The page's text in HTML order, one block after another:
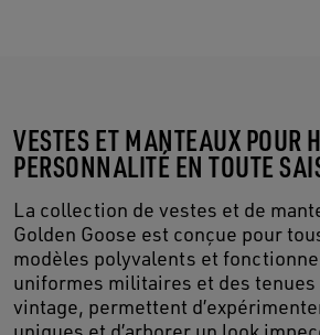
VESTES ET MANTEAUX POUR
PERSONNALITÉ EN TOUTE
La collection de vestes et de
Golden Goose est conçue pour
modèles polyvalents et
uniformes militaires et des
vintage, permettent